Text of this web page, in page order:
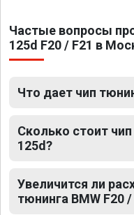
Частые вопросы
125d F20 / F21 в
Что дает чип
Сколько стоит чип
125d?
Увеличится ли
тюнинга BMW F20